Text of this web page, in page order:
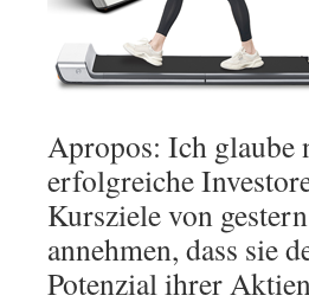
Apropos: Ich glaube
erfolgreiche
Kursziele von
annehmen, dass sie
Potenzial ihrer